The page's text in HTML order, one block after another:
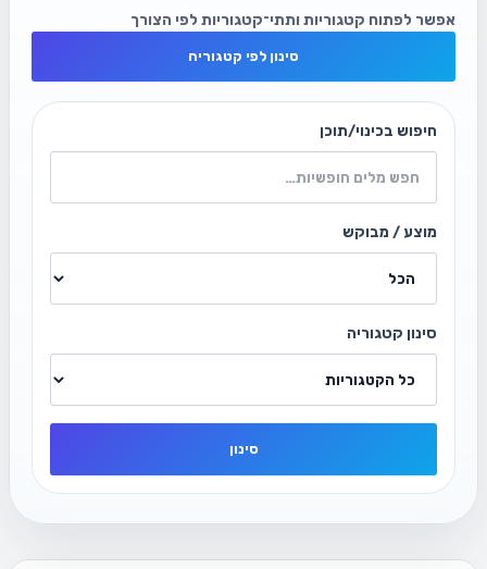
אפשר לפתוח קטגוריות ותתי־קטגוריות לפי הצורך
סינון לפי קטגוריה
חיפוש בכינוי/תוכן
מוצע / מבוקש
סינון קטגוריה
סינון